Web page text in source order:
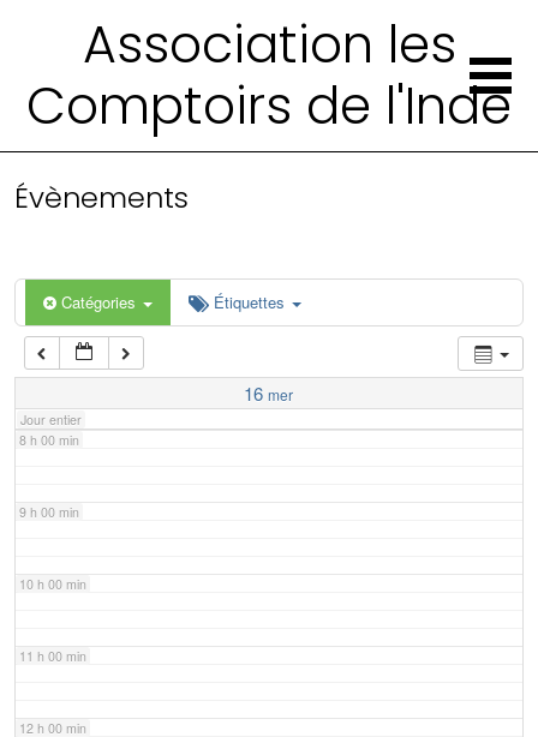
Association les
Comptoirs de l'Inde
Évènements
Catégories Étiquettes
16 mer
Jour entier
4 h 00 min
6 h 00 min
7 h 00 min
8 h 00 min
9 h 00 min
10 h 00 min
11 h 00 min
12 h 00 min